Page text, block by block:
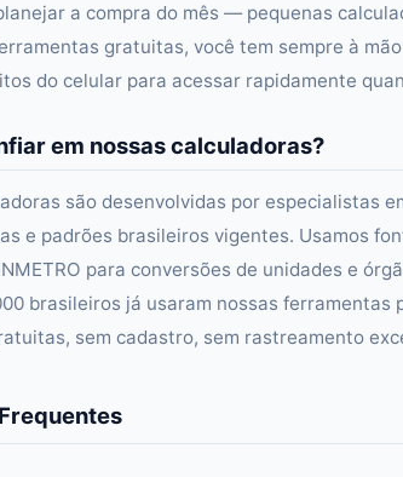
a compra do mês — pequenas
gratuitas, você tem sempre à
do celular para acessar rapidamente
em nossas calculadoras?
são desenvolvidas por especialistas
e padrões brasileiros vigentes. Usamos
para conversões de unidades e
brasileiros já usaram nossas
sem cadastro, sem rastreamento